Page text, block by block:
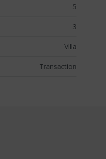
5
3
Villa
Transaction